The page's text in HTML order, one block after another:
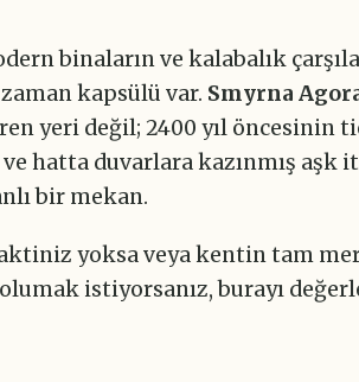
binaların ve kalabalık
kapsülü var. Smyrna
yeri değil; 2400 yıl öncesinin
hatta duvarlara kazınmış aşk
bir mekan.
yoksa veya kentin tam
istiyorsanız, burayı